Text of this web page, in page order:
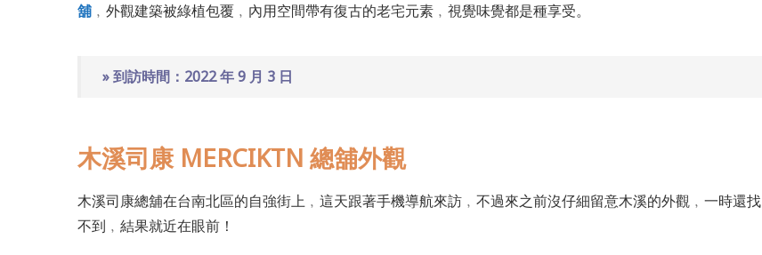
舖 ﹐外觀建築被綠植包覆﹐內用空間帶有復古的老宅元素﹐視覺味覺都是種享受。
» 到訪時間：2022 年 9 月 3 日
木溪司康 MERCIKTN 總舖外觀
木溪司康總舖在台南北區的自強街上﹐這天跟著手機導航來訪﹐不過來之前沒仔細留意木溪的外觀﹐一時還找
不到﹐結果就近在眼前！